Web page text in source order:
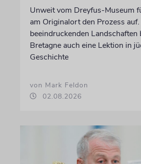
Unweit vom Dreyfus-Museum
am Originalort den Prozess auf.
beeindruckenden Landschaften
Bretagne auch eine Lektion in
Geschichte
von Mark Feldon
02.08.2026